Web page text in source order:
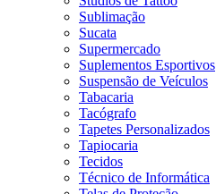
Sublimação
Sucata
Supermercado
Suplementos Esportivos
Suspensão de Veículos
Tabacaria
Tacógrafo
Tapetes Personalizados
Tapiocaria
Tecidos
Técnico de Informática